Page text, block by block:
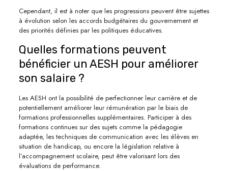
Cependant, il est à noter que les progressions peuvent être sujettes
à évolution selon les accords budgétaires du gouvernement et
des priorités définies par les politiques éducatives.
Quelles formations peuvent
bénéficier un AESH pour améliorer
son salaire ?
Les AESH ont la possibilité de perfectionner leur carrière et de
potentiellement améliorer leur rémunération par le biais de
formations professionnelles supplémentaires. Participer à des
formations continues sur des sujets comme la pédagogie
adaptée, les techniques de communication avec les élèves en
situation de handicap, ou encore la législation relative à
l’accompagnement scolaire, peut être valorisant lors des
évaluations de performance.